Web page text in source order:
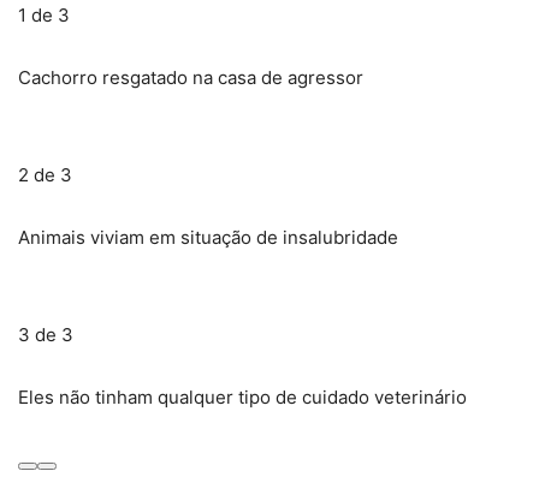
1 de 3
Cachorro resgatado na casa de agressor
2 de 3
Animais viviam em situação de insalubridade
3 de 3
Eles não tinham qualquer tipo de cuidado veterinário